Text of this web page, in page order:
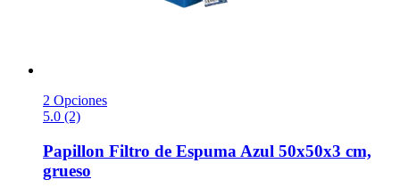
2 Opciones
5.0 (2)
Papillon Filtro de Espuma Azul 50x50x3 cm,
grueso